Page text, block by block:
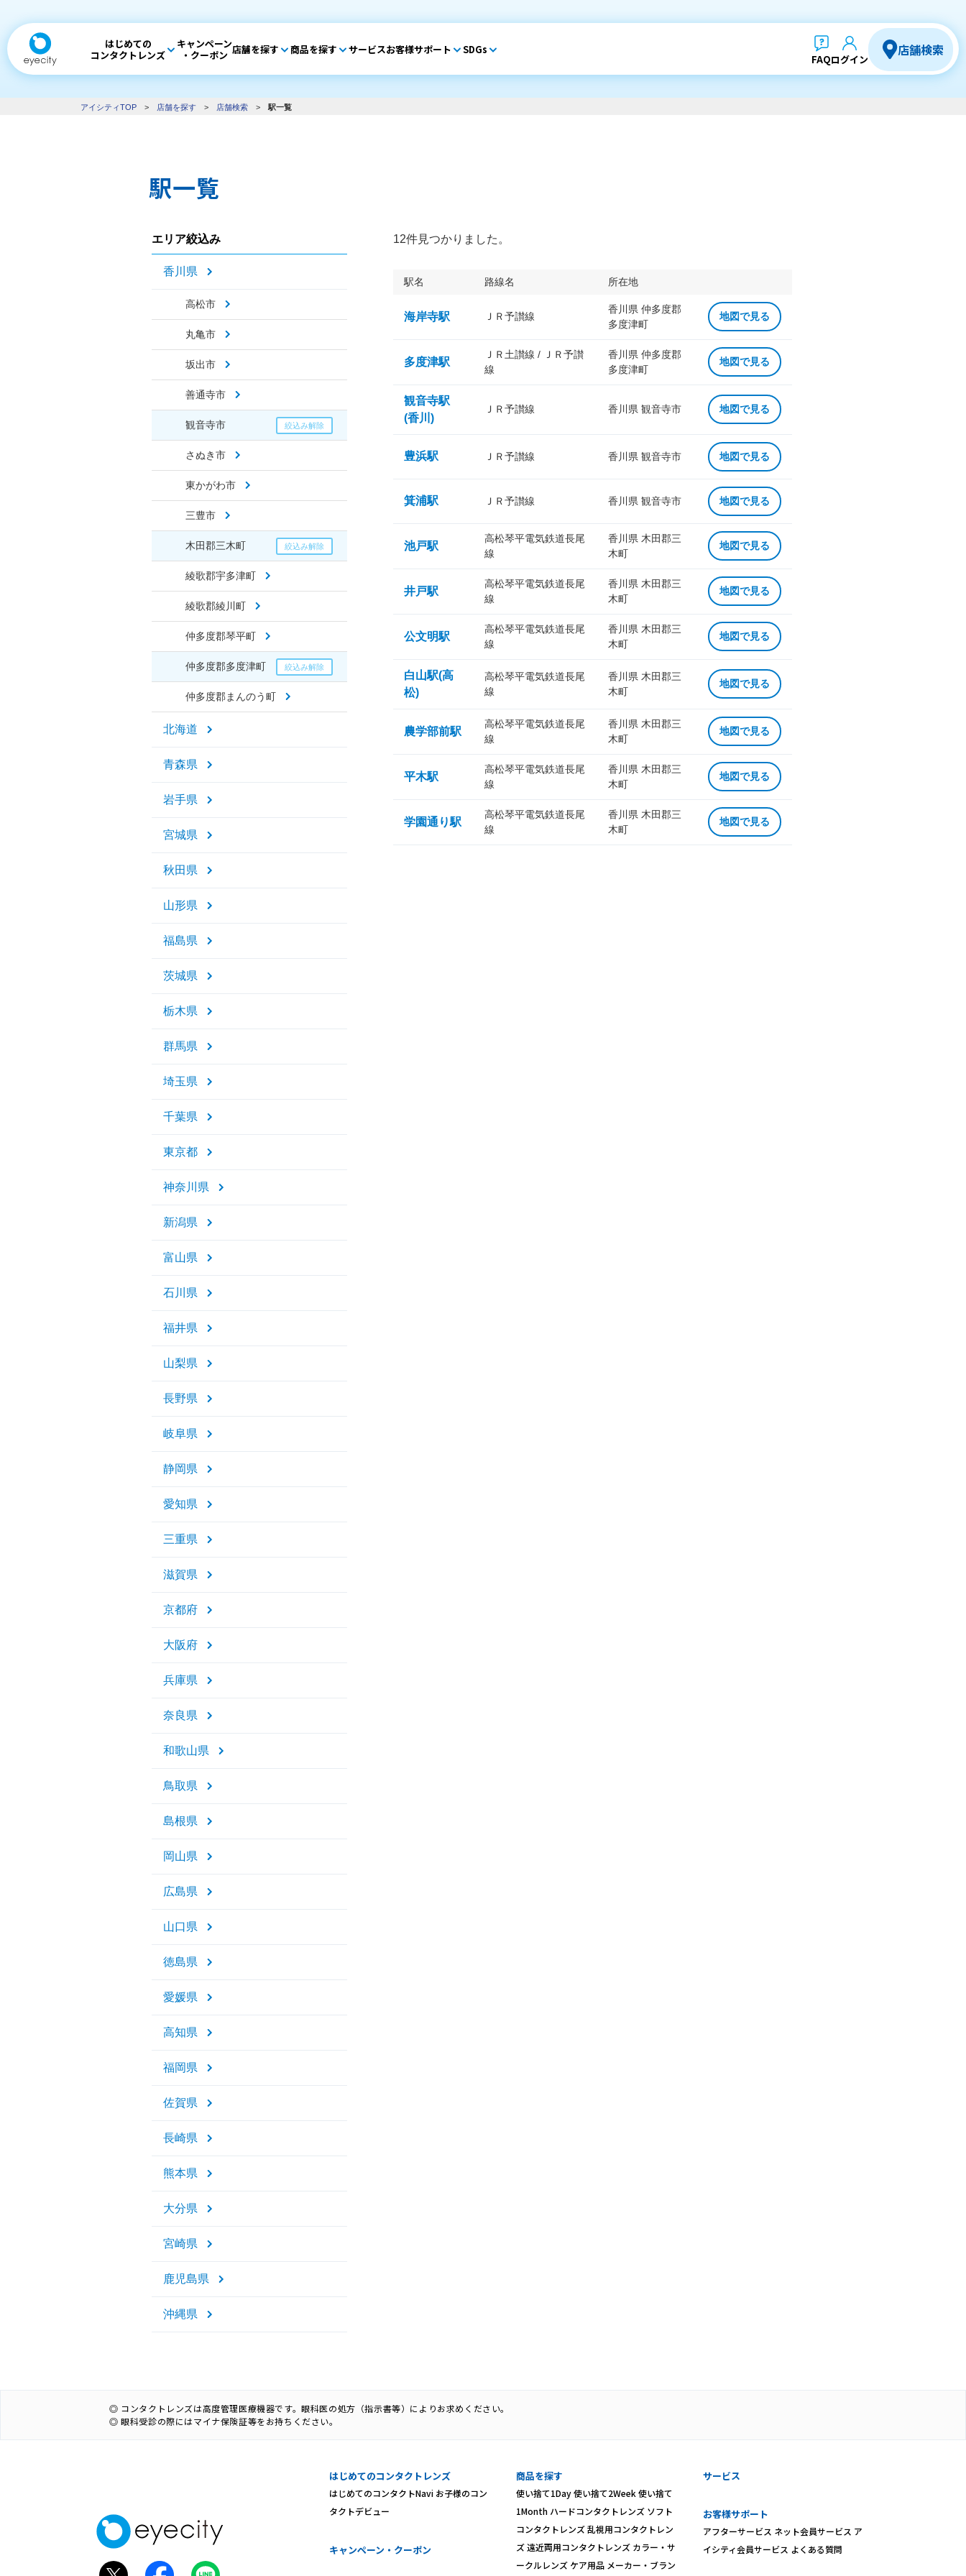
はじめての
コンタクトレンズ
キャンペーン
・クーポン 店舗を探す 商品を探す サービスお客様サポート SDGs
FAQログイン
店舗検索
アイシティTOP > 店舗を探す > 店舗検索 > 駅一覧
駅一覧
エリア絞込み
香川県
高松市
丸亀市
坂出市
善通寺市
観音寺市
さぬき市
東かがわ市
三豊市
木田郡三木町
綾歌郡宇多津町
綾歌郡綾川町
仲多度郡琴平町
仲多度郡多度津町
仲多度郡まんのう町
北海道
青森県
岩手県
宮城県
秋田県
山形県
福島県
茨城県
栃木県
群馬県
埼玉県
千葉県
東京都
神奈川県
新潟県
富山県
石川県
福井県
山梨県
長野県
岐阜県
静岡県
愛知県
三重県
滋賀県
京都府
大阪府
兵庫県
奈良県
和歌山県
鳥取県
島根県
岡山県
広島県
山口県
徳島県
愛媛県
高知県
福岡県
佐賀県
長崎県
熊本県
大分県
宮崎県
鹿児島県
沖縄県
12件見つかりました。
駅名 路線名 所在地
海岸寺駅 ＪＲ予讃線
香川県 仲多度郡
多度津町
地図で見る
多度津駅
ＪＲ土讃線 / ＪＲ予讃
線
香川県 仲多度郡
多度津町
地図で見る
観音寺駅
(香川)
ＪＲ予讃線 香川県 観音寺市 地図で見る
豊浜駅 ＪＲ予讃線 香川県 観音寺市 地図で見る
箕浦駅 ＪＲ予讃線 香川県 観音寺市 地図で見る
池戸駅
高松琴平電気鉄道長尾
線
香川県 木田郡三
木町
地図で見る
井戸駅
高松琴平電気鉄道長尾
線
香川県 木田郡三
木町
地図で見る
公文明駅
高松琴平電気鉄道長尾
線
香川県 木田郡三
木町
地図で見る
白山駅(高
松)
高松琴平電気鉄道長尾
線
香川県 木田郡三
木町
地図で見る
農学部前駅
高松琴平電気鉄道長尾
線
香川県 木田郡三
木町
地図で見る
平木駅
高松琴平電気鉄道長尾
線
香川県 木田郡三
木町
地図で見る
学園通り駅
高松琴平電気鉄道長尾
線
香川県 木田郡三
木町
地図で見る
◎ コンタクトレンズは高度管理医療機器です。眼科医の処方（指示書等）によりお求めください。
◎ 眼科受診の際にはマイナ保険証等をお持ちください。
はじめてのコンタクトレンズ
はじめてのコンタクトNavi お子様のコン
タクトデビュー
キャンペーン・クーポン
商品を探す
使い捨て1Day 使い捨て2Week 使い捨て
1Month ハードコンタクトレンズ ソフト
コンタクトレンズ 乱視用コンタクトレン
ズ 遠近両用コンタクトレンズ カラー・サ
ークルレンズ ケア用品 メーカー・ブラン
サービス
お客様サポート
アフターサービス ネット会員サービス ア
イシティ会員サービス よくある質問